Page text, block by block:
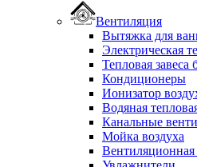
Вентиляция
Вытяжка для
Электрическая
Тепловая завеса
Кондиционеры
Ионизатор
Водяная
Канальные
Мойка воздуха
Вентиляционная